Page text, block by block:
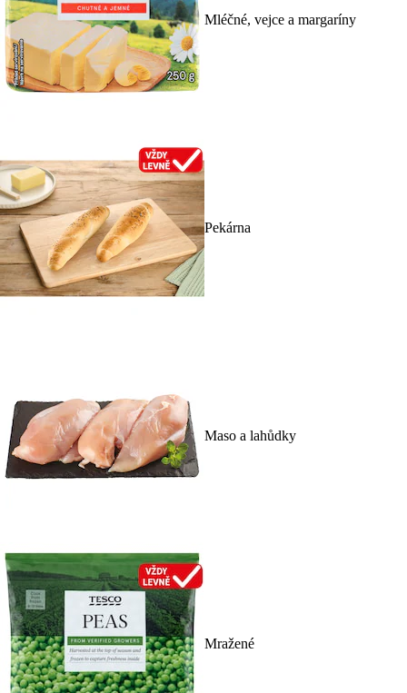
Mléčné, vejce a margaríny
Pekárna
Maso a lahůdky
Mražené